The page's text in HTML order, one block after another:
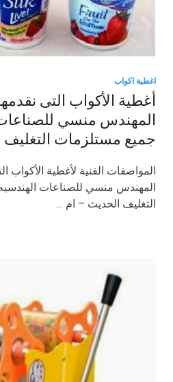
اغطية اكواب
أغطية الأكواب التى
المهندس منسي للصناعات
جميع مستلزمات التغليف
المواصفات الفنية لأغطية الأكواب
المهندس منسي للصناعات
التغليف الحديث – ام …